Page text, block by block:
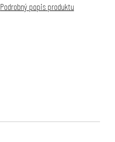
Podrobný popis produktu